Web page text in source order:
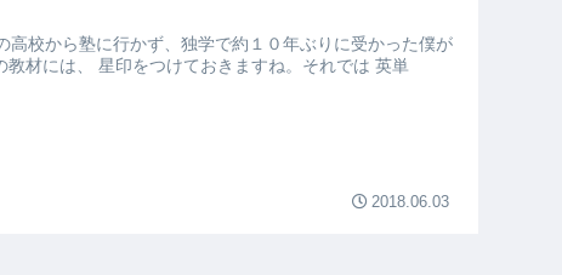
校から塾に行かず、独学で約１０年ぶりに受かった僕が
材には、 星印をつけておきますね。それでは 英単
2018.06.03